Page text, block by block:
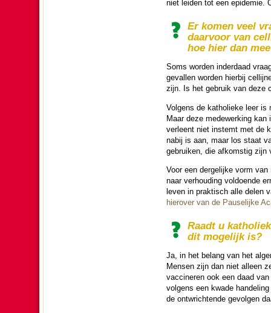
niet lei­den tot een epidemie.
Er komen veel
daarvoor van
hoe hier dan
Soms wor­den inder­daad
gevallen wor­den hierbij
zijn. Is het gebruik van deze
Volgens de katho­lieke leer is
Maar deze mede­wer­king
verleent niet instemt met de
nabij is aan, maar los staat
gebruiken, die afkoms­tig zijn
Voor een derge­lijke vorm
naar ver­hou­ding voldoende
leven in prak­tisch alle delen
hierover van de Pau­se­lijke
Raadt u
dit moge­lijk is?
Ja, in het belang van het
Mensen zijn dan niet alleen
vaccineren ook een daad
volgens een kwade
de ontwrichtende gevolgen